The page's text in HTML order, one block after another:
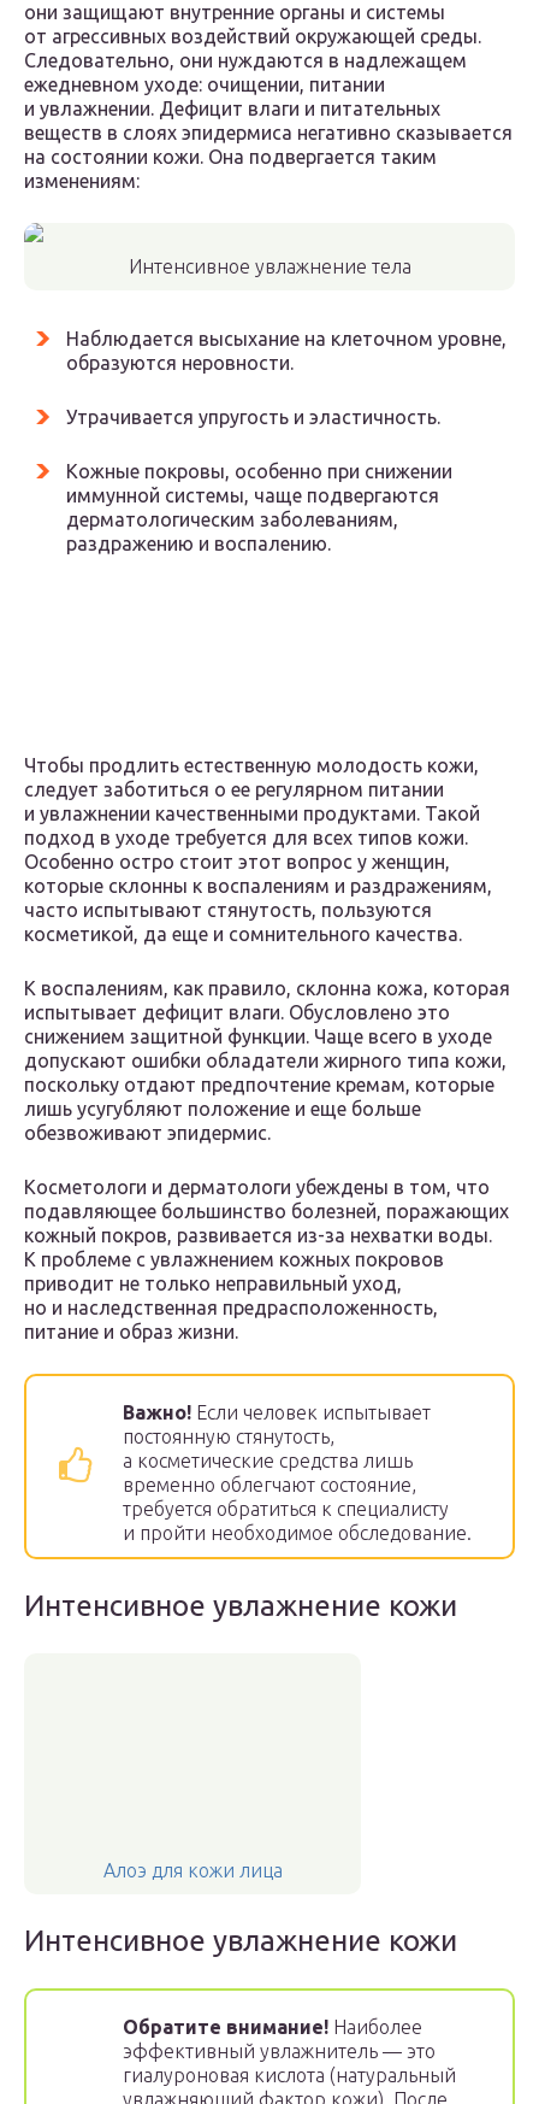
они защищают внутренние органы и системы
от агрессивных воздействий окружающей среды.
Следовательно, они нуждаются в надлежащем
ежедневном уходе: очищении, питании
и увлажнении. Дефицит влаги и питательных
веществ в слоях эпидермиса негативно сказывается
на состоянии кожи. Она подвергается таким
изменениям:
Интенсивное увлажнение тела
Наблюдается высыхание на клеточном уровне,
образуются неровности.
Утрачивается упругость и эластичность.
Кожные покровы, особенно при снижении
иммунной системы, чаще подвергаются
дерматологическим заболеваниям,
раздражению и воспалению.
Чтобы продлить естественную молодость кожи,
следует заботиться о ее регулярном питании
и увлажнении качественными продуктами. Такой
подход в уходе требуется для всех типов кожи.
Особенно остро стоит этот вопрос у женщин,
которые склонны к воспалениям и раздражениям,
часто испытывают стянутость, пользуются
косметикой, да еще и сомнительного качества.
К воспалениям, как правило, склонна кожа, которая
испытывает дефицит влаги. Обусловлено это
снижением защитной функции. Чаще всего в уходе
допускают ошибки обладатели жирного типа кожи,
поскольку отдают предпочтение кремам, которые
лишь усугубляют положение и еще больше
обезвоживают эпидермис.
Косметологи и дерматологи убеждены в том, что
подавляющее большинство болезней, поражающих
кожный покров, развивается из-за нехватки воды.
К проблеме с увлажнением кожных покровов
приводит не только неправильный уход,
но и наследственная предрасположенность,
питание и образ жизни.
Важно! Если человек испытывает
постоянную стянутость,
а косметические средства лишь
временно облегчают состояние,
требуется обратиться к специалисту
и пройти необходимое обследование.
Интенсивное увлажнение кожи
Алоэ для кожи лица
Интенсивное увлажнение кожи
Обратите внимание! Наиболее
эффективный увлажнитель — это
гиалуроновая кислота (натуральный
увлажняющий фактор кожи). После